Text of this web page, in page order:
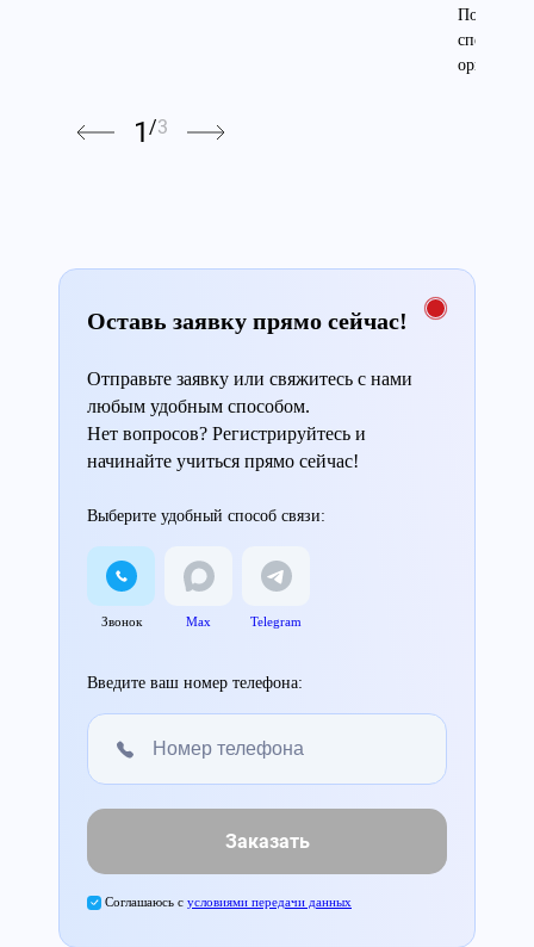
1 /3
Оставь заявку прямо сейчас!
Отправьте заявку или свяжитесь с нами
любым удобным способом.
Нет вопросов? Регистрируйтесь и
начинайте учиться прямо сейчас!
Выберите удобный способ связи:
Звонок Max Telegram
Введите ваш номер телефона:
Заказать
Соглашаюсь с условиями передачи данных